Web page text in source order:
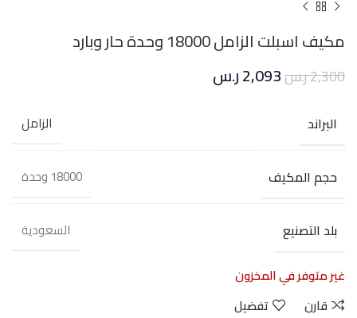
مكيف اسبلت الزامل 18000 وحدة حار وبارد
2,300ر.س2,093ر.س
البراند الزامل
حجم المكيف 18000 وحدة
بلد التصنيع
السعودية
غير متوفر في المخزون
قارن
تفضيل